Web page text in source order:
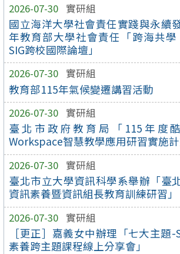
2026-07-30 實研組
國立海洋大學社會責任實踐與永續
年教育部大學社會責任「跨海共
SIG跨校國際論壇」
2026-07-30 實研組
教育部115年氣候變遷講習活動
2026-07-30 實研組
臺北市政府教育局「115年度
Workspace智慧教學應用研習實施計
2026-07-30 實研組
臺北市立大學資訊科學系舉辦「臺
資訊素養暨資訊組長教育訓練研習」
2026-07-30 實研組
［更正］嘉義女中辦理「七大主題-
素養跨主題課程線上分享會」